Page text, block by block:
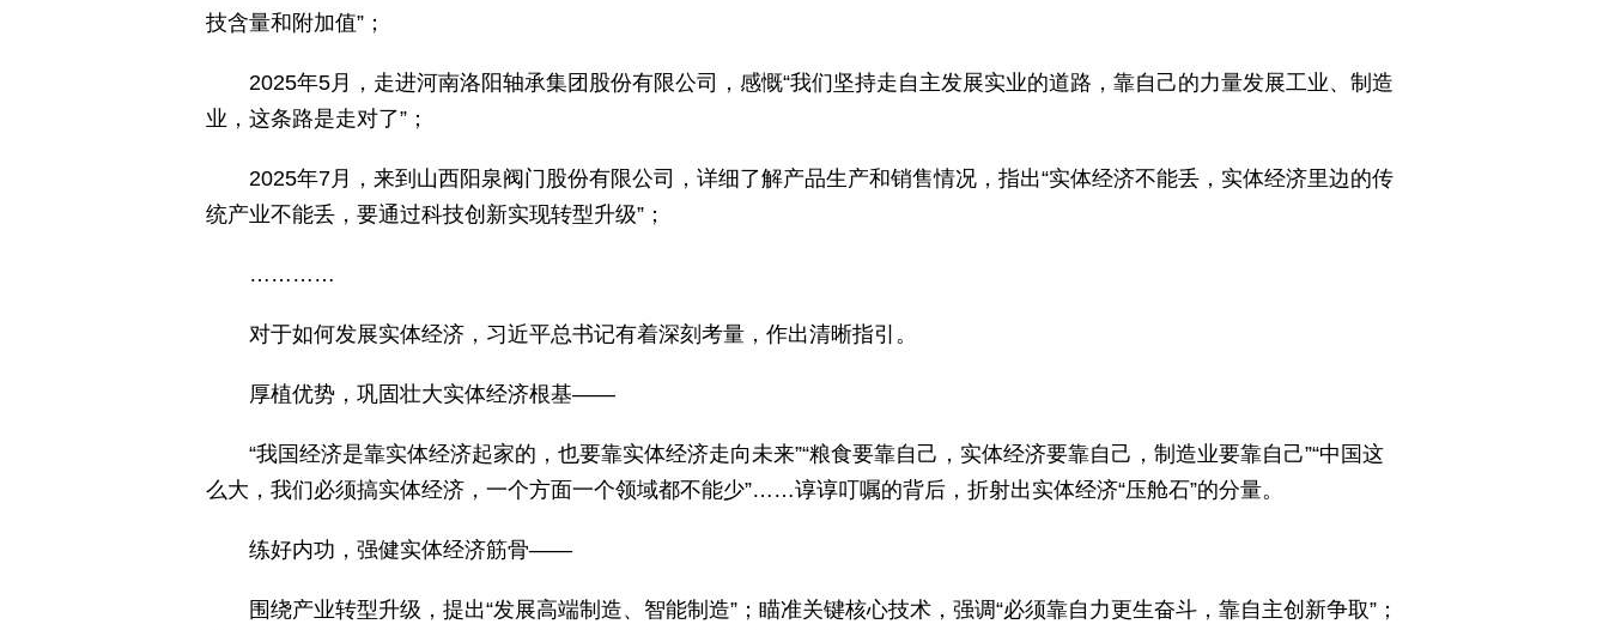
技含量和附加值”；
2025年5月，走进河南洛阳轴承集团股份有限公司，感慨“我们坚持走自主发展实业的道路，靠自己的力量发展工业、制造
业，这条路是走对了”；
2025年7月，来到山西阳泉阀门股份有限公司，详细了解产品生产和销售情况，指出“实体经济不能丢，实体经济里边的传
统产业不能丢，要通过科技创新实现转型升级”；
…………
对于如何发展实体经济，习近平总书记有着深刻考量，作出清晰指引。
厚植优势，巩固壮大实体经济根基——
“我国经济是靠实体经济起家的，也要靠实体经济走向未来”“粮食要靠自己，实体经济要靠自己，制造业要靠自己”“中国这
么大，我们必须搞实体经济，一个方面一个领域都不能少”……谆谆叮嘱的背后，折射出实体经济“压舱石”的分量。
练好内功，强健实体经济筋骨——
围绕产业转型升级，提出“发展高端制造、智能制造”；瞄准关键核心技术，强调“必须靠自力更生奋斗，靠自主创新争取”；